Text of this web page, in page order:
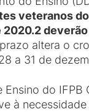
veteranos
altera o
a 31 de
do IFPB
à